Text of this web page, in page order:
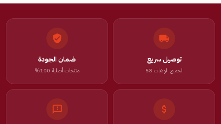
توصيل سريع
لجميع الولايات 58
ضمان الجودة
منتجات أصلية 100%